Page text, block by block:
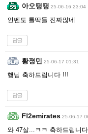
아오땡땡 25-06-16 23:04
인벤도 틀딱들 진짜많네
답글
황졍민 25-06-17 01:31
행님 축하드립니다 !!!
답글
Fl2emirates 25-06-17
와 47살...ㅋㅋ 축하드립니다